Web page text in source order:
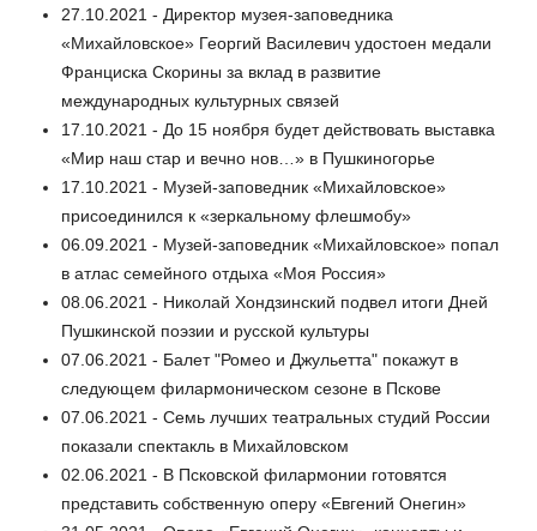
27.10.2021 - Директор музея-заповедника
«Михайловское» Георгий Василевич удостоен медали
Франциска Скорины за вклад в развитие
международных культурных связей
17.10.2021 - До 15 ноября будет действовать выставка
«Мир наш стар и вечно нов…» в Пушкиногорье
17.10.2021 - Музей-заповедник «Михайловское»
присоединился к «зеркальному флешмобу»
06.09.2021 - Музей-заповедник «Михайловское» попал
в атлас семейного отдыха «Моя Россия»
08.06.2021 - Николай Хондзинский подвел итоги Дней
Пушкинской поэзии и русской культуры
07.06.2021 - Балет "Ромео и Джульетта" покажут в
следующем филармоническом сезоне в Пскове
07.06.2021 - Семь лучших театральных студий России
показали спектакль в Михайловском
02.06.2021 - В Псковской филармонии готовятся
представить собственную оперу «Евгений Онегин»